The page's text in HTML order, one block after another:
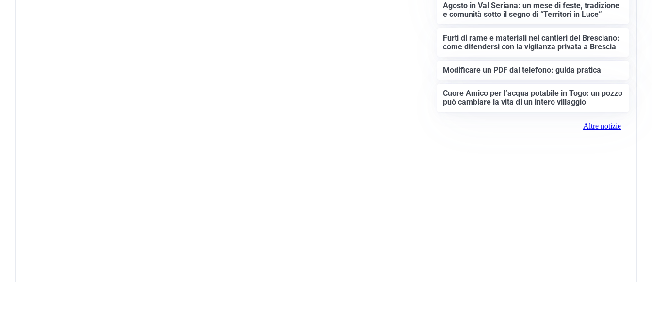
Agosto in Val Seriana: un mese di feste, tradizione
e comunità sotto il segno di “Territori in Luce”
Furti di rame e materiali nei cantieri del Bresciano:
come difendersi con la vigilanza privata a Brescia
Modificare un PDF dal telefono: guida pratica
Cuore Amico per l’acqua potabile in Togo: un pozzo
può cambiare la vita di un intero villaggio
Altre notizie